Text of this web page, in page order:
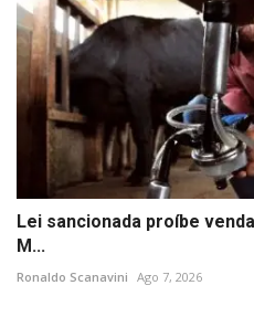
Lei sancionada proíbe
M...
Ronaldo Scanavini Ago 7, 2026